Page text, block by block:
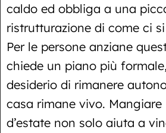
caldo ed obbliga a una
ristrutturazione di come ci
Per le persone anziane
chiede un piano più
desiderio di rimanere
casa rimane vivo.
d’estate non solo aiuta a